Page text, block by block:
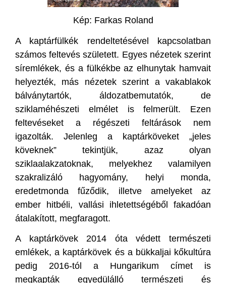
Kép: Farkas Roland
A kaptárfülkék rendeltetésével kapcsolatban
számos feltevés született. Egyes nézetek szerint
síremlékek, és a fülkékbe az elhunytak hamvait
helyezték, más nézetek szerint a vakablakok
bálványtartók, áldozatbemutatók, de
sziklaméhészeti elmélet is felmerült. Ezen
feltevéseket a régészeti feltárások nem
igazolták. Jelenleg a kaptárköveket „jeles
köveknek” tekintjük, azaz olyan
sziklaalakzatoknak, melyekhez valamilyen
szakralizáló hagyomány, helyi monda,
eredetmonda fűződik, illetve amelyeket az
ember hitbéli, vallási ihletettségéből fakadóan
átalakított, megfaragott.
A kaptárkövek 2014 óta védett természeti
emlékek, a kaptárkövek és a bükkaljai kőkultúra
pedig 2016-tól a Hungarikum címet is
megkapták egyedülálló természeti és